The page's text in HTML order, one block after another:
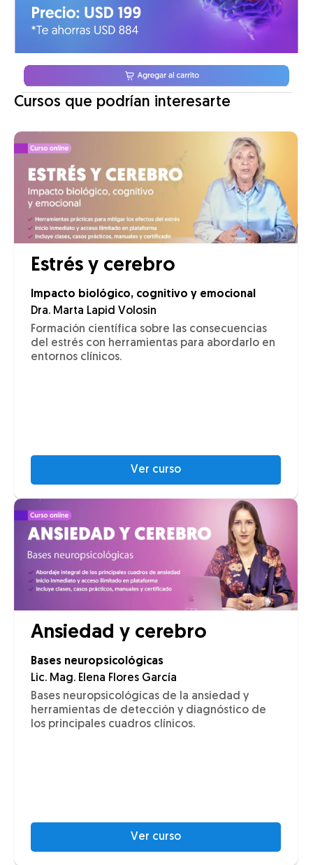
Cursos que podrían interesarte
Estrés y cerebro
Impacto biológico, cognitivo y emocional
Dra. Marta Lapid Volosin
Formación científica sobre las consecuencias
del estrés con herramientas para abordarlo en
entornos clínicos.
Ver curso
Ansiedad y cerebro
Bases neuropsicológicas
Lic. Mag. Elena Flores García
Bases neuropsicológicas de la ansiedad y
herramientas de detección y diagnóstico de
los principales cuadros clínicos.
Ver curso